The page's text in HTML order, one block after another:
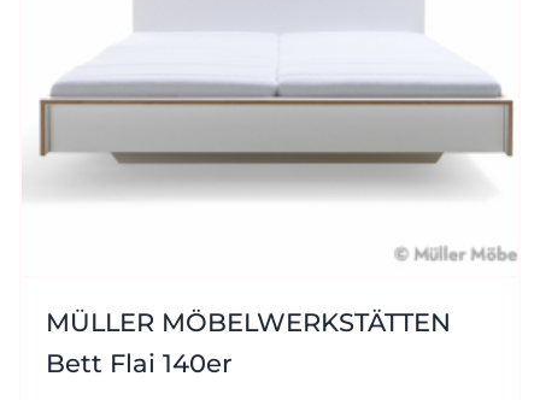
MÜLLER MÖBELWERKSTÄTTEN
Bett Flai 140er